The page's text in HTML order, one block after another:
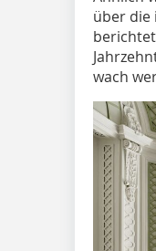
über die
wach